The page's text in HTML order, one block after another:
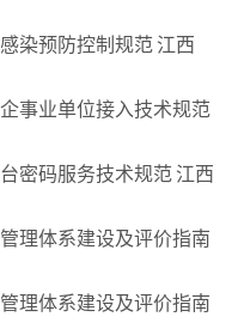
染预防控制规范 江西
事业单位接入技术规范
密码服务技术规范 江西
理体系建设及评价指南
理体系建设及评价指南